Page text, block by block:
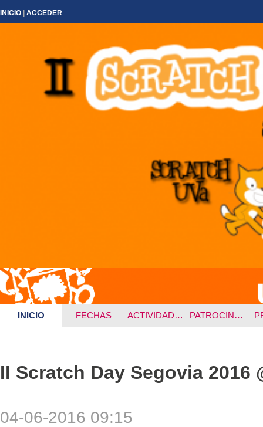
INICIO ACCEDER
INICIO FECHAS ACTIVIDADES PATROCINADORES
II Scratch Day Segovia 2016
04-06-2016 09:15